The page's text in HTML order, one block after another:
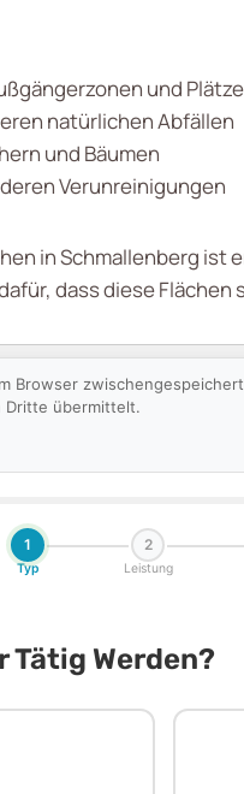
und
natürlichen Abfällen
und Bäumen
Verunreinigungen
in Schmallenberg
dass diese
Browser
Dritte übermittelt.
1
Typ
2
Leistung
Tätig Werden?